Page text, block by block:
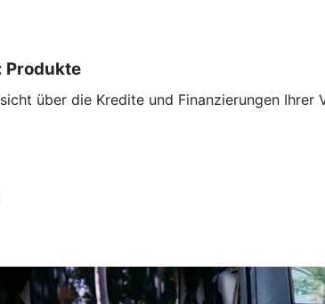
Produkte
über die Kredite und Finanzierungen